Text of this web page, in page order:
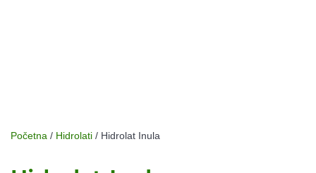
Početna / Hidrolati / Hidrolat Inula